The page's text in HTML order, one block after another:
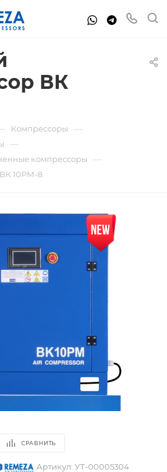
ВК
Компрессоры —
—
компрессоры —
10РМ-8
СРАВНИТЬ
Артикул: УТ-00005304